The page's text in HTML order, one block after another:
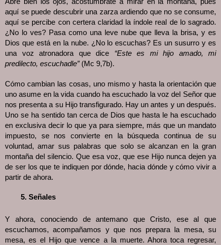
Abre bien los ojos, acostúmbrate a mirar en la montaña, pues
aquí se puede descubrir una zarza ardiendo que no se consume,
aquí se percibe con certera claridad la índole real de lo sagrado.
¿No lo ves? Pasa como una leve nube que lleva la brisa, y es
Dios que está en la nube. ¿No lo escuchas? Es un susurro y es
una voz atronadora que dice “Este es mi hijo amado, mi
predilecto, escuchadle”(Mc 9,7b).
Cómo cambian las cosas, uno mismo y hasta la orientación que
uno asume en la vida cuando ha escuchado la voz del Señor que
nos presenta a su Hijo transfigurado. Hay un antes y un después.
Uno se ha sentido tan cerca de Dios que hasta le ha escuchado
en exclusiva decir lo que ya para siempre, más que un mandato
impuesto, se nos convierte en la búsqueda continua de su
voluntad, amar sus palabras que solo se alcanzan en la gran
montaña del silencio. Que esa voz, que ese Hijo nunca dejen ya
de ser los que te indiquen por dónde, hacia dónde y cómo vivir a
partir de ahora.
Señales
Y ahora, conociendo de antemano que Cristo, ese al que
escuchamos, acompañamos y que nos prepara la mesa, su
mesa, es el Hijo que vence a la muerte. Ahora toca regresar,